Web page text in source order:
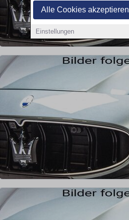
Alle Cookies akzeptieren
Einstellungen